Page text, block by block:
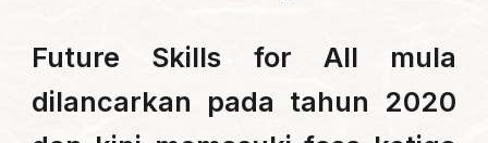
Future Skills for All mula
dilancarkan pada tahun 2020